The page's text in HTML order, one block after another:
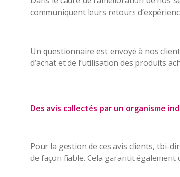
communiquent leurs retours
Un questionnaire est envoyé à nos
d’achat et de l’utilisation des produits
Des avis collectés par un organisme
Pour la gestion de ces avis clients, tbi-
de façon fiable. Cela garantit